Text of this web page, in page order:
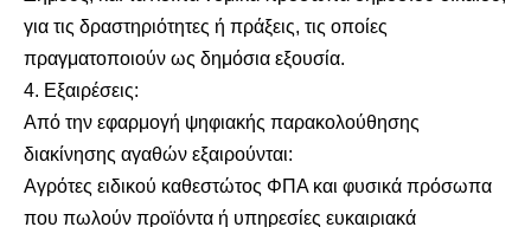
για τις δραστηριότητες ή πράξεις, τις οποίες
πραγματοποιούν ως δημόσια εξουσία.
4. Εξαιρέσεις:
Από την εφαρμογή ψηφιακής παρακολούθησης
διακίνησης αγαθών εξαιρούνται:
Αγρότες ειδικού καθεστώτος ΦΠΑ και φυσικά πρόσωπα
που πωλούν προϊόντα ή υπηρεσίες ευκαιριακά